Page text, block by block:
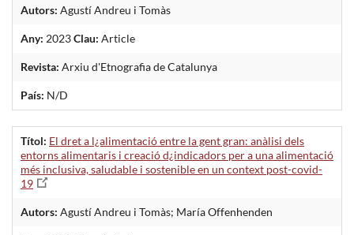
Autors: Agustí Andreu i Tomàs
Any: 2023Clau: Article
Revista: Arxiu d'Etnografia de Catalunya
País: N/D
Títol: El dret a l¿alimentació entre la gent gran: anàlisi dels
entorns alimentaris i creació d¿indicadors per a una alimentació
més inclusiva, saludable i sostenible en un context post-covid-
19
Autors: Agustí Andreu i Tomàs; María Offenhenden